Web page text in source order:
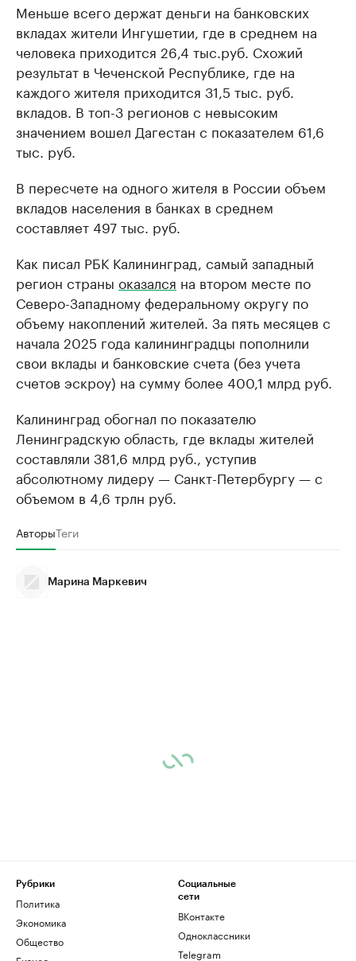
Меньше всего держат деньги на банковских
вкладах жители Ингушетии, где в среднем на
человека приходится 26,4 тыс.руб. Схожий
результат в Чеченской Республике, где на
каждого жителя приходится 31,5 тыс. руб.
вкладов. В топ-3 регионов с невысоким
значением вошел Дагестан с показателем 61,6
тыс. руб.
В пересчете на одного жителя в России объем
вкладов населения в банках в среднем
составляет 497 тыс. руб.
Как писал РБК Калининград, самый западный
регион страны оказался на втором месте по
Северо-Западному федеральному округу по
объему накоплений жителей. За пять месяцев с
начала 2025 года калининградцы пополнили
свои вклады и банковские счета (без учета
счетов эскроу) на сумму более 400,1 млрд руб.
Калининград обогнал по показателю
Ленинградскую область, где вклады жителей
составляли 381,6 млрд руб., уступив
абсолютному лидеру — Санкт-Петербургу — с
объемом в 4,6 трлн руб.
АвторыТеги
Марина Маркевич
Рубрики
Политика
Экономика
Общество
Социальные
сети
ВКонтакте
Одноклассники
Telegram